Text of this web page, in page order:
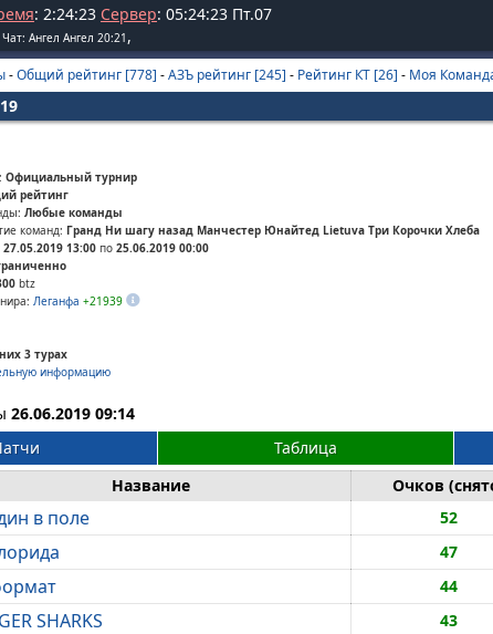
: 2:24:23 Сервер: 05:24:23 Пт.07
Чат: Ангел Ангел 20:21 ,
-Общий рейтинг [778] -АЗЪ рейтинг [245] - Рейтинг КТ [26] - Моя
Официальный турнир
рейтинг
Любые команды
команд: Гранд Ни шагу назад Манчестер Юнайтед Lietuva Три Корочки Хлеба
27.05.2019 13:00 по 25.06.2019 00:00
btz
Леганфа +21939
3 турах
информацию
26.06.2019 09:14
Таблица
Название Очков
в поле 52
47
44
SHARKS 43